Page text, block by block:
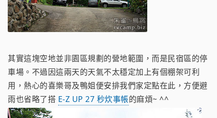
其實這塊空地並非園區規劃的營地範圍，而是民宿區的停
車場。不過因這兩天的天氣不太穩定加上有個棚架可利
用，熱心的喜樂哥及鴨姐便安排我們家定點在此，方便避
雨也省略了搭 E-Z UP 27 秒炊事帳的麻煩~ ^^